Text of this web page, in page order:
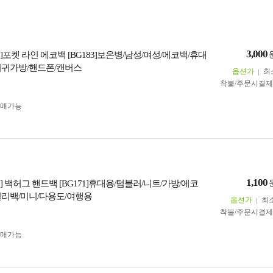
켓 라인 에코백 [BG183]보온병/남성/여성/에코백/휴대
가방/핸드폰/캔버스
3,000
옵션가
착불/주문시결
가능
백허그 핸드백 [BG171]휴대용/텀블러/니트/가방/에코
백/미니/다용도/여행용
1,100
옵션가
최
착불/주문시결
가능